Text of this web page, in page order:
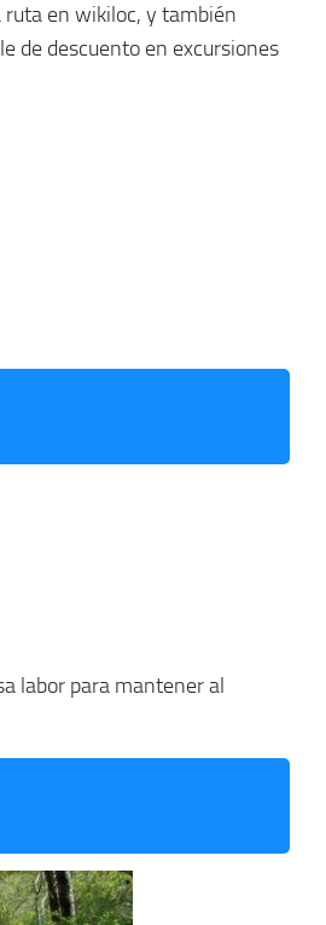
ruta en wikiloc, y también
de descuento en excursiones
labor para mantener al